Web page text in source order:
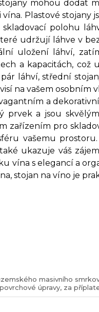
mohou dodat
Plastové stojany
polohu
udržují láhve v
uložení láhví,
a kapacitách, což
láhví, střední
na vašem osobním
a
prvek a jsou
zařízením pro
vašemu
ukazuje váš
vína s elegancí a
stojan na víno je
masivního
úpravy, za